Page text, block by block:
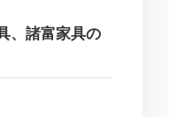
、諸富家具の